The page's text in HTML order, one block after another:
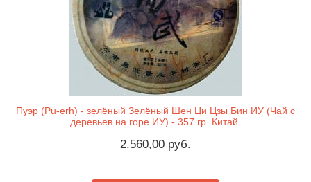
Пуэр (Pu-erh) - зелёный Зелёный Шен Ци Цзы Бин ИУ (Чай с
деревьев на горе ИУ) - 357 гр. Китай.
2.560,00 руб.